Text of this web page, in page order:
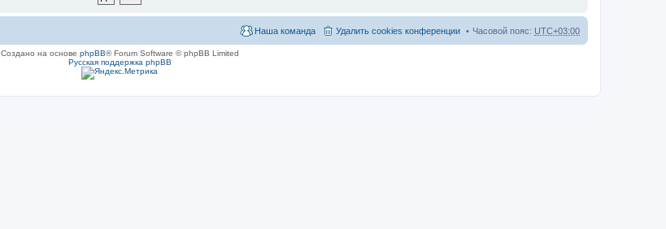
Часовой пояс: UTC+03:00
Удалить cookies конференции
Наша команда
Создано на основе phpBB® Forum Software © phpBB Limited
Русская поддержка phpBB